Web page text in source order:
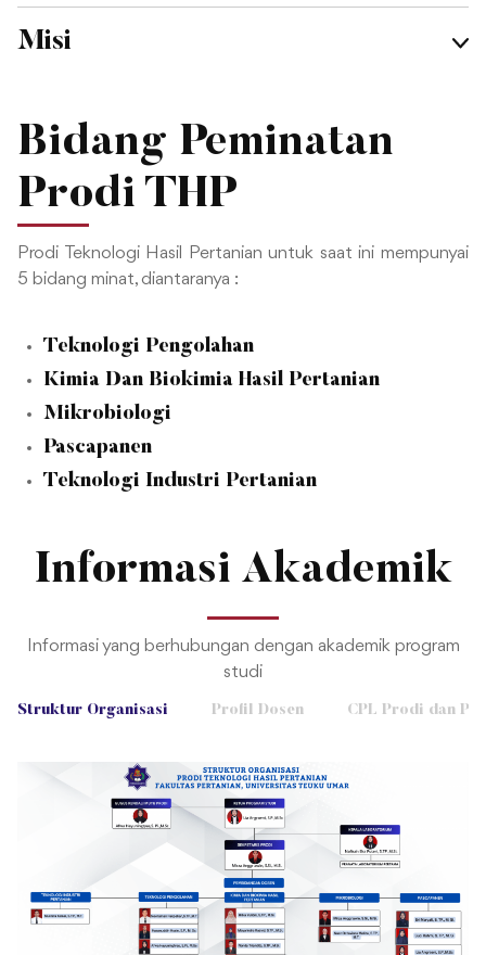
pelaksanaan pelayanan administrasi, pembelajaran,
penelitian, dan pengabdian kepada masyarakat
yang lebih baik.
hasil pertanian (pangan dan non pangan)
berlandaskan pada nilai-nilai budaya dan kearifan
Melaksanakan pengabdian kepada masyarakat
dengan menerapkan hasil-hasil penelitian tepat
guna pada masyarakat dalam lingkup ilmu dan
teknologi hasil pertanian serta menjadi wadah
kemitraan untuk pengembangan agroindustri lokal.
Menjalin kerjasama dengan lembaga pendidikan
Bidang Peminatan
Prodi THP
5 bidang minat, diantaranya :
Teknologi Pengolahan
Kimia Dan Biokimia Hasil Pertanian
Pascapanen
Informasi Akademik
Informasi yang berhubungan dengan akademik program
studi